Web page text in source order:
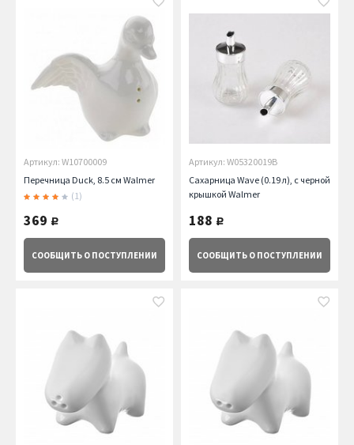
Артикул: W10700009
Перечница Duck, 8.5 см Walmer
(1)
369 руб.
СООБЩИТЬ О ПОСТУПЛЕНИИ
Артикул: W05320019B
Сахарница Wave (0.19 л), с черной
крышкой Walmer
188 руб.
СООБЩИТЬ О ПОСТУПЛЕНИИ